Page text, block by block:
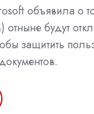
объявила о
отныне будут
защитить